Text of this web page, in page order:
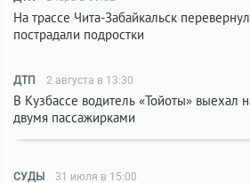
На трассе Чита-Забайкальск
пострадали подростки
ДТП 2 августа в 13:30
В Кузбассе водитель «Тойоты» выехал
двумя пассажирками
СУДЫ 31 июля в 15:00